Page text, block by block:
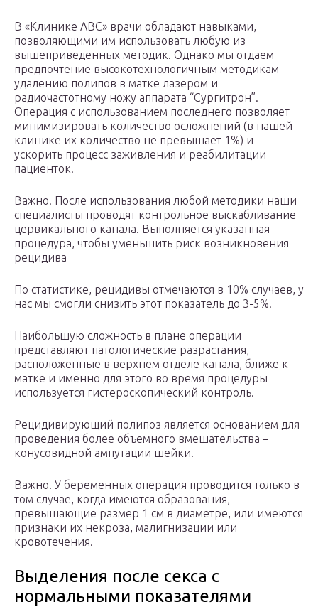
В «Клинике ABC» врачи обладают навыками,
позволяющими им использовать любую из
вышеприведенных методик. Однако мы отдаем
предпочтение высокотехнологичным методикам –
удалению полипов в матке лазером и
радиочастотному ножу аппарата “Сургитрон”.
Операция с использованием последнего позволяет
минимизировать количество осложнений (в нашей
клинике их количество не превышает 1%) и
ускорить процесс заживления и реабилитации
пациенток.
Важно! После использования любой методики наши
специалисты проводят контрольное выскабливание
цервикального канала. Выполняется указанная
процедура, чтобы уменьшить риск возникновения
рецидива
По статистике, рецидивы отмечаются в 10% случаев, у
нас мы смогли снизить этот показатель до 3-5%.
Наибольшую сложность в плане операции
представляют патологические разрастания,
расположенные в верхнем отделе канала, ближе к
матке и именно для этого во время процедуры
используется гистероскопический контроль.
Рецидивирующий полипоз является основанием для
проведения более объемного вмешательства –
конусовидной ампутации шейки.
Важно! У беременных операция проводится только в
том случае, когда имеются образования,
превышающие размер 1 см в диаметре, или имеются
признаки их некроза, малигнизации или
кровотечения.
Выделения после секса с
нормальными показателями